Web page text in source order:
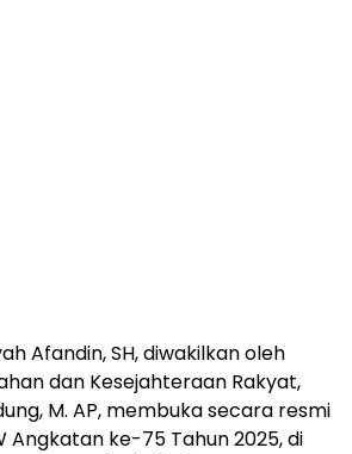
Afandin, SH, diwakilkan oleh
dan Kesejahteraan Rakyat,
M. AP, membuka secara resmi
Angkatan ke-75 Tahun 2025, di